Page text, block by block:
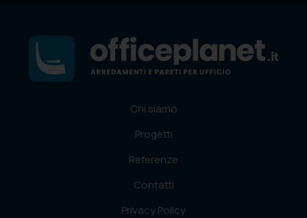
Chi siamo
Progetti
Referenze
Contatti
Privacy Policy